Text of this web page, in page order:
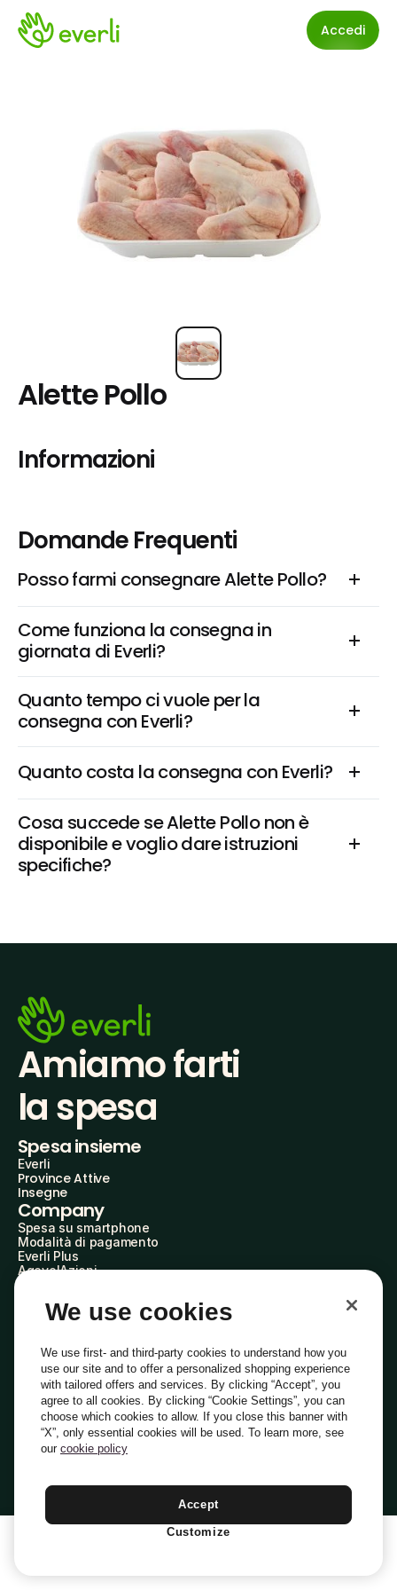
Accedi
Alette Pollo
Informazioni
Domande Frequenti
Posso farmi consegnare Alette Pollo?
Come funziona la consegna in
giornata di Everli?
Quanto tempo ci vuole per la
consegna con Everli?
Quanto costa la consegna con Everli?
Cosa succede se Alette Pollo non è
disponibile e voglio dare istruzioni
specifiche?
Amiamo farti
la spesa
Spesa insieme
Everli
Province Attive
Insegne
Company
Spesa su smartphone
Modalità di pagamento
Everli Plus
AgevolAzioni
Everli Shoppers
Scopri chi siamo
Domande frequenti
Lavora con noi
Diventa Shopper
Investitori
PrivacyCookiePreferenze Cookie
Termini e Condizioni
Italiano
We use cookies
We use first- and third-party cookies to understand how you
use our site and to offer a personalized shopping experience
with tailored offers and services. By clicking “Accept”, you
agree to all cookies. By clicking “Cookie Settings”, you can
choose which cookies to allow. If you close this banner with
“X”, only essential cookies will be used. To learn more, see
our cookie policy
Accept
Customize